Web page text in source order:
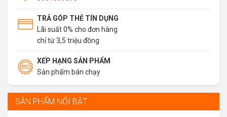
TRẢ GÓP THẺ TÍN DỤNG
Lãi suất 0% cho đơn hàng
chỉ từ 3,5 triệu đồng
XẾP HẠNG SẢN PHẨM
Sản phẩm bán chạy
SẢN PHẨM NỔI BẬT